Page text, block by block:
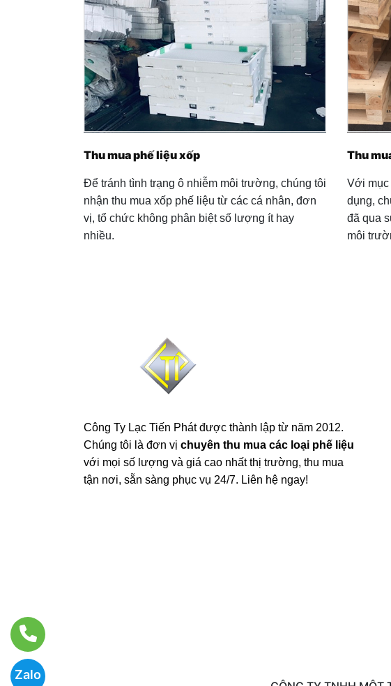
Zalo
Thu mua phế liệu xốp
Để tránh tình trạng ô nhiễm môi trường, chúng tôi
nhận thu mua xốp phế liệu từ các cá nhân, đơn
vị, tổ chức không phân biệt số lượng ít hay
nhiều.
Thu
Với mục
dụng,
đã qua
môi
Công Ty Lạc Tiến Phát được thành lập từ năm 2012.
Chúng tôi là đơn vị chuyên thu mua các loại phế liệu
với mọi số lượng và giá cao nhất thị trường, thu mua
tận nơi, sẵn sàng phục vụ 24/7. Liên hệ ngay!